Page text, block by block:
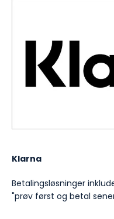
Klarna
Betalingsløsninger
"prøv først og betal